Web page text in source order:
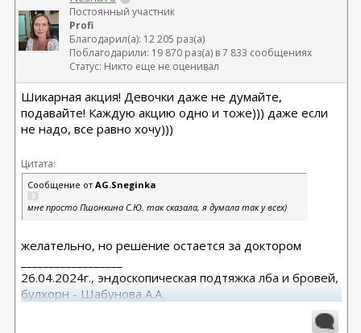
Постоянный участник
Profi
Благодарил(а): 12 205 раз(а)
Поблагодарили: 19 870 раз(а) в 7 833 сообщениях
Статус: Никто еще не оценивал
Шикарная акция! Девочки даже не думайте,
подавайте! Каждую акцию одно и тоже))) даже если
не надо, все равно хочу)))
Цитата:
Сообщение отAG.Sneginka
мне просто Пшонкина С.Ю. так сказала, я думала так у всех)
желательно, но решение остается за доктором
26.04.2024г., эндоскопическая подтяжка лба и бровей,
булхорн - Шабунова А.А.
06.12.2024г., бодилифт, липофилинг ягодиц, редукция